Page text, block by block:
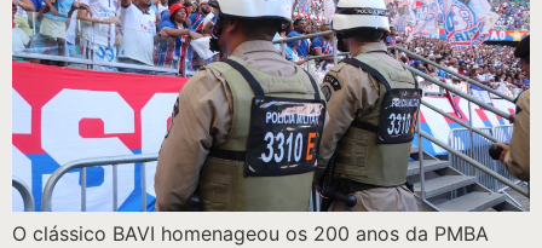
O clássico BAVI homenageou os 200 anos da PMBA